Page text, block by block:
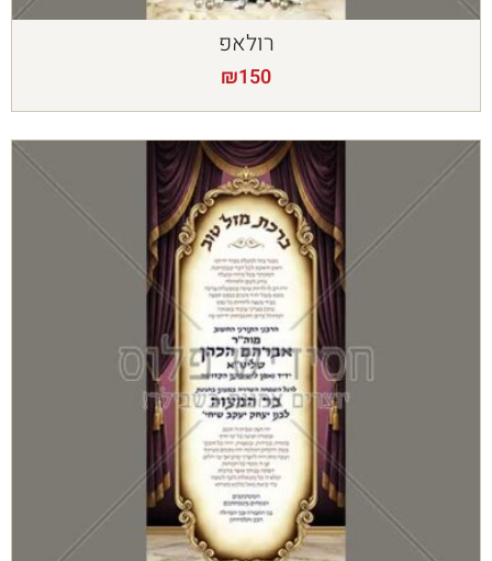
רולאפ
₪150